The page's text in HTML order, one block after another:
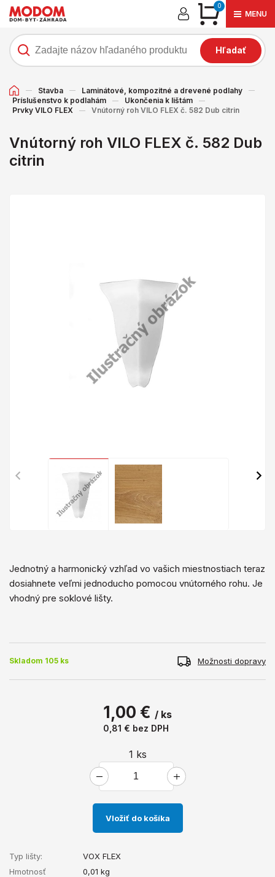
0
MENU
Hľadať
Stavba
Laminátové, kompozitné a drevené podlahy
Príslušenstvo k podlahám
Ukončenia k lištám
Prvky VILO FLEX
Vnútorný roh VILO FLEX č. 582 Dub citrin
Vnútorný roh VILO FLEX č. 582 Dub
citrin
Jednotný a harmonický vzhľad vo vašich miestnostiach teraz
dosiahnete veľmi jednoducho pomocou vnútorného rohu. Je
vhodný pre soklové lišty.
Skladom 105 ks Možnosti dopravy
1,00 € / ks
0,81 € bez DPH
1 ks
Vložiť do košíka
Typ lišty:
VOX FLEX
Hmotnosť
0,01 kg